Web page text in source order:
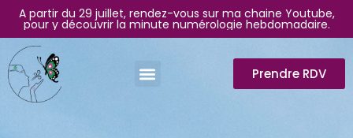
A partir du 29 juillet, rendez-vous sur ma chaine Youtube,
pour y découvrir la minute numérologie hebdomadaire.
Prendre RDV